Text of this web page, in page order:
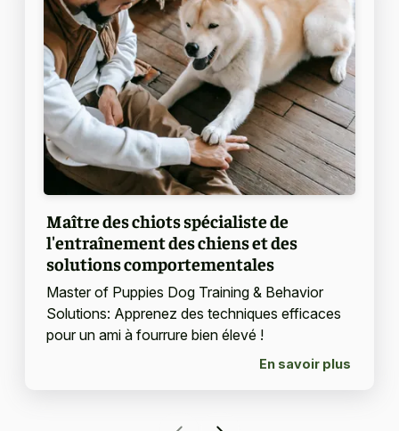
Maître des chiots spécialiste de
l'entraînement des chiens et des
solutions comportementales
Master of Puppies Dog Training & Behavior
Solutions: Apprenez des techniques efficaces
pour un ami à fourrure bien élevé !
En savoir plus